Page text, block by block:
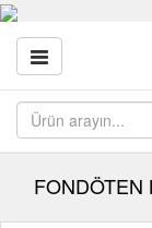
FONDÖTEN